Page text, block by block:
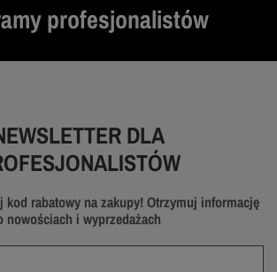
profesjonalistów
DLA
rabatowy na zakupy! Otrzymuj informację
nowościach i wyprzedażach